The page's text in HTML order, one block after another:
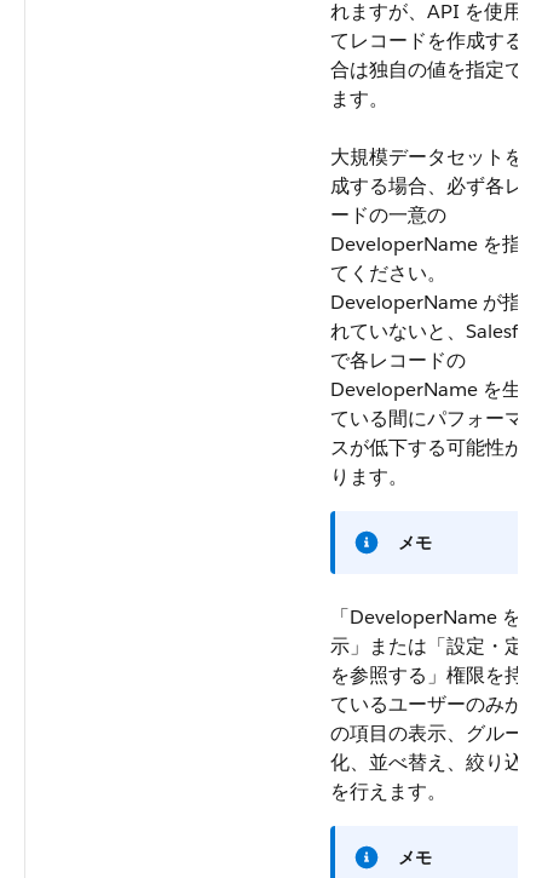
れますが、API を使用し
てレコードを作成する場
合は独自の値を指定でき
ます。
大規模データセットを作
成する場合、必ず各レコ
ードの一意の
DeveloperName を指
てください。
DeveloperName が指
れていないと、
で各レコードの
DeveloperName を生
ている間にパフォーマン
スが低下する可能性があ
ります。
メモ
「DeveloperName を表
示」または「設定・定義
を参照する」権限を持っ
ているユーザーのみがこ
の項目の表示、グループ
化、並べ替え、絞り込み
を行えます。
メモ